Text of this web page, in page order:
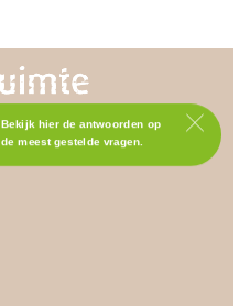
Bekijk hier de antwoorden op
de meest gestelde vragen.